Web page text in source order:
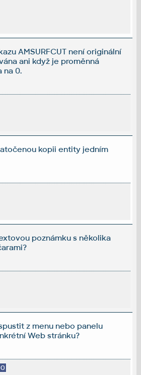
AMSURFCUT není originální
ani když je proměnná
na 0.
kopii entity jedním
poznámku s několika
z menu nebo panelu
Web stránku?